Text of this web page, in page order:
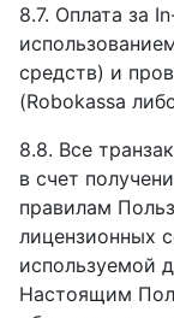
8.7. Оплата за
средств) и
(Robokassa
8.8. Все
в счет
правилам
лицензионных
используемой
Настоящим